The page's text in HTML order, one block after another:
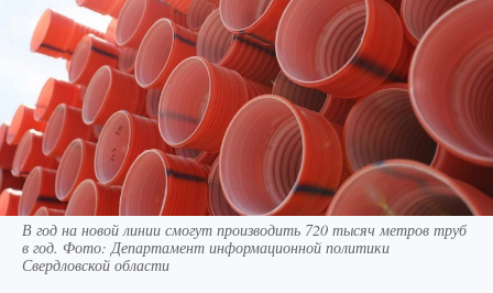
В год на новой линии смогут производить 720 тысяч метров труб
в год. Фото: Департамент информационной политики
Свердловской области